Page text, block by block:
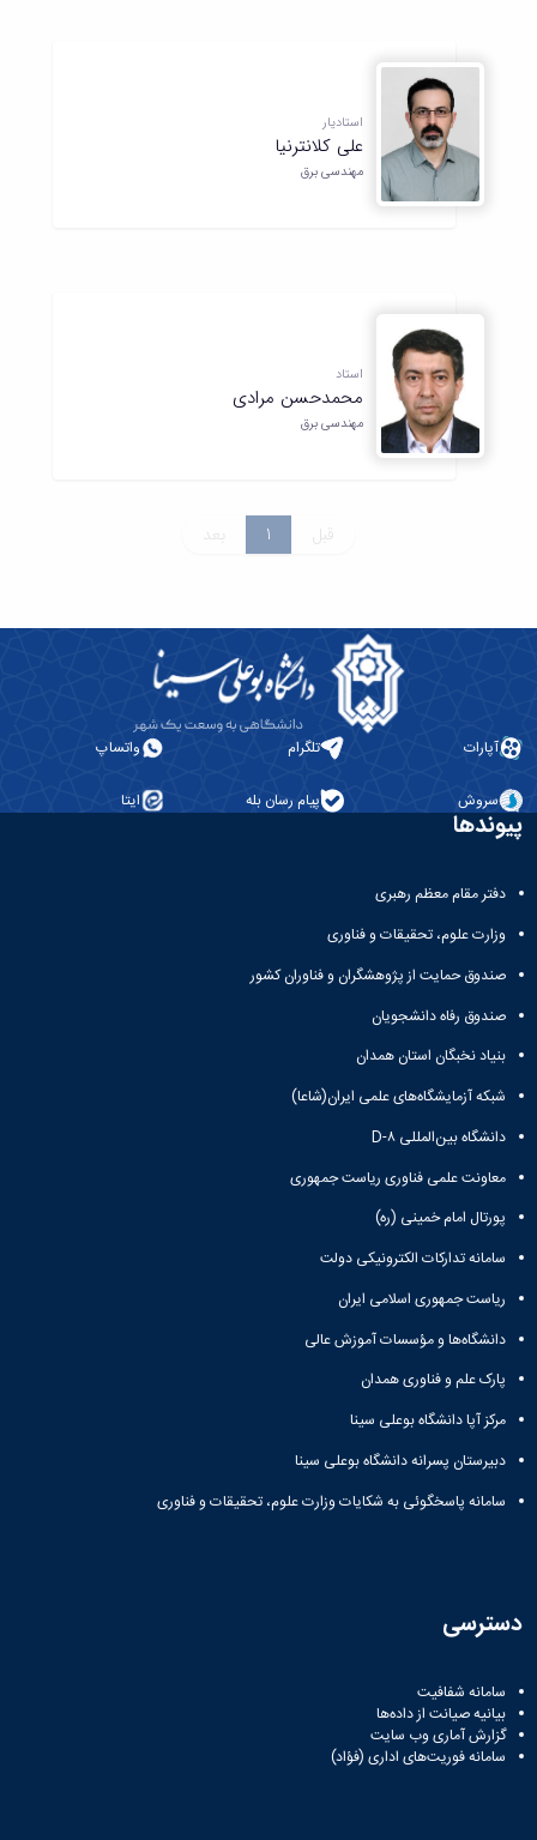
استادیار
علی کلانترنیا
مهندسی برق
استاد
محمدحسن مرادی
مهندسی برق
قبل 1 بعد
آپارات تلگرام واتساپ
سروش پیام رسان بله ایتا
پیوندها
دفتر مقام معظم رهبری
وزارت علوم، تحقیقات و فناوری
صندوق حمایت از پژوهشگران و فناوران کشور
صندوق رفاه دانشجویان
بنیاد نخبگان استان همدان
شبکه آزمایشگاه‌های علمی ایران(شاعا)
دانشگاه بین‌المللی D-۸
معاونت علمی فناوری ریاست جمهوری
پورتال امام خمینی (ره)
سامانه تدارکات الکترونیکی دولت
ریاست جمهوری اسلامی ایران
دانشگاه‌ها و مؤسسات آموزش عالی
پارک علم و فناوری همدان
مرکز آپا دانشگاه بوعلی سینا
دبیرستان پسرانه دانشگاه بوعلی سینا
سامانه پاسخگوئی به شکایات وزارت علوم، تحقیقات و فناوری
دسترسی
سامانه شفافیت
بیانیه صیانت از داده‌ها
گزارش آماری وب‌ سایت
سامانه فوریت‌های اداری (فؤاد)